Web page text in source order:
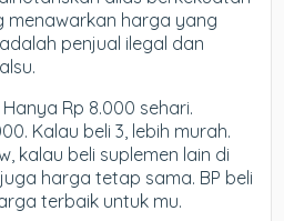
menawarkan harga yang
penjual ilegal dan
Rp 8.000 sehari.
Kalau beli 3, lebih murah.
kalau beli suplemen lain di
harga tetap sama. BP beli
terbaik untuk mu.